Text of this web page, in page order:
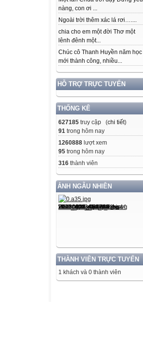
nàng, con ơi ...
Ngoài trời thêm xác lá rơi…....
chia cho em một đời Thơ một
lênh đênh một...
Chúc cô Thanh Huyền năm học
mới thành công, nhiều...
HỖ TRỢ TRỰC TUYẾN
THỐNG KÊ
627185 truy cập (chi tiết)
91 trong hôm nay
1260888 lượt xem
95 trong hôm nay
316 thành viên
ẢNH NGẪU NHIÊN
THÀNH VIÊN TRỰC TUYẾN
1 khách và 0 thành viên